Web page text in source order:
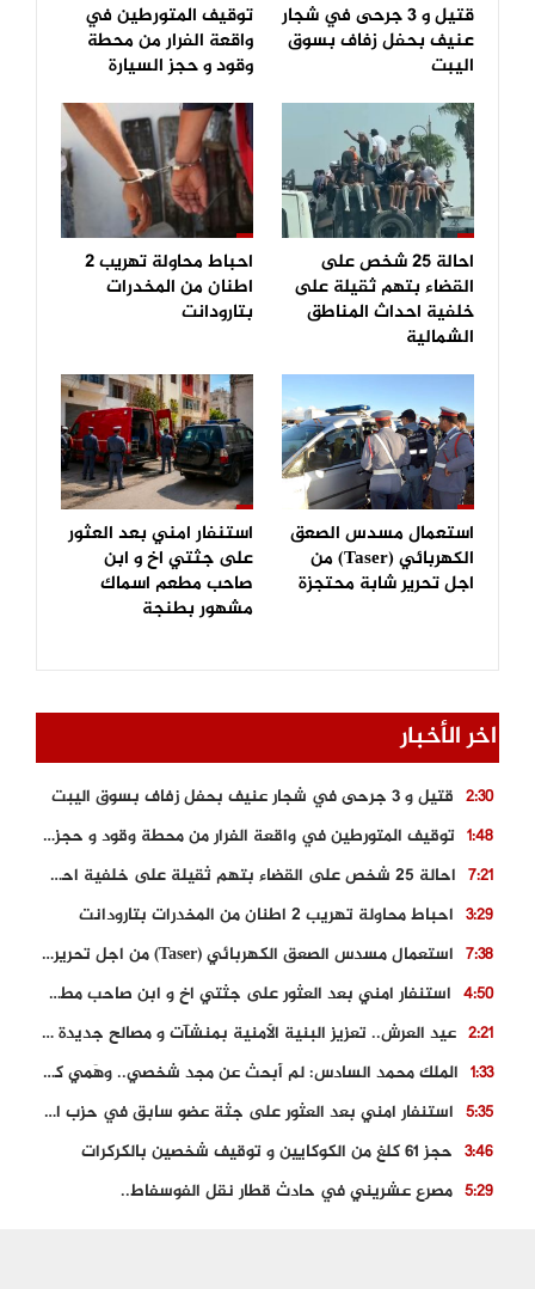
قتيل و 3 جرحى في شجار
عنيف بحفل زفاف بسوق
اليبت
توقيف المتورطين في
واقعة الفرار من محطة
وقود و حجز السيارة
احالة 25 شخص على
القضاء بتهم ثقيلة على
خلفية احداث المناطق
الشمالية
احباط محاولة تهريب 2
اطنان من المخدرات
بتارودانت
استعمال مسدس الصعق
الكهربائي (Taser) من
اجل تحرير شابة محتجزة
استنفار امني بعد العثور
على جثتي اخ و ابن
صاحب مطعم اسماك
مشهور بطنجة
اخر الأخبار
2:30 قتيل و 3 جرحى في شجار عنيف بحفل زفاف بسوق اليبت
1:48
توقيف المتورطين في واقعة الفرار من محطة وقود و حجز السيارة
7:21
احالة 25 شخص على القضاء بتهم ثقيلة على خلفية احداث المناطق الشمالية
3:29 احباط محاولة تهريب 2 اطنان من المخدرات بتارودانت
7:38
استعمال مسدس الصعق الكهربائي (Taser) من اجل تحرير شابة محتجزة
4:50
استنفار امني بعد العثور على جثتي اخ و ابن صاحب مطعم اسماك مشهور بطنجة
2:21
عيد العرش.. تعزيز البنية الأمنية بمنشآت و مصالح جديدة بكل من الحسيمة – فاس و الناظور
1:33
الملك محمد السادس: لم أبحث عن مجد شخصي.. وهَمي كرامة المغاربة
5:35
استنفار امني بعد العثور على جثة عضو سابق في حزب المصباح بالقنيطرة..
3:46 حجز 61 كلغ من الكوكايين و توقيف شخصين بالكركرات
5:29 مصرع عشريني في حادث قطار نقل الفوسفاط..